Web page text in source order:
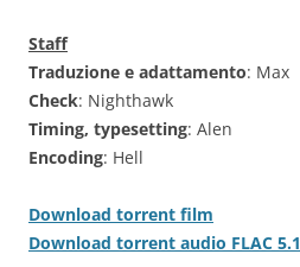
Staff
Traduzione e adattamento: Max
Check: Nighthawk
Timing, typesetting: Alen
Encoding: Hell
Download torrent film
Download torrent audio FLAC 5.1